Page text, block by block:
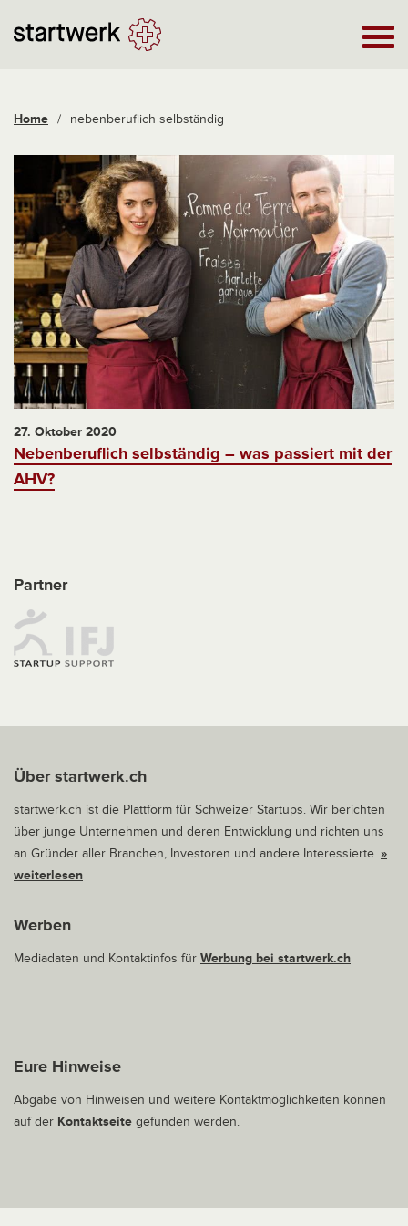
Home / nebenberuflich selbständig
27. Oktober 2020
Nebenberuflich selbständig – was passiert mit der
AHV?
Partner
Über startwerk.ch
startwerk.ch ist die Plattform für Schweizer Startups. Wir berichten
über junge Unternehmen und deren Entwicklung und richten uns
an Gründer aller Branchen, Investoren und andere Interessierte. »
weiterlesen
Werben
Mediadaten und Kontaktinfos für Werbung bei startwerk.ch
Eure Hinweise
Abgabe von Hinweisen und weitere Kontaktmöglichkeiten können
auf der Kontaktseite gefunden werden.